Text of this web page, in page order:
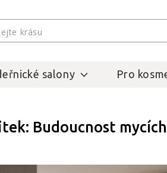
salony Pro
Budoucnost